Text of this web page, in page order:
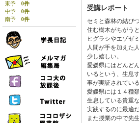
東予 0件
中予 0件
南予 0件
受講レポート
セミと森林の結び
住む樹木がちがう
ヒグラシやエゾゼ
人間が手を加えた
少し嬉しい。
愛媛県にはどんど
いるという、生息
事が実証されてい
愛媛県には１４種
生息している貴重
実践するのに最適
また授業の中で先